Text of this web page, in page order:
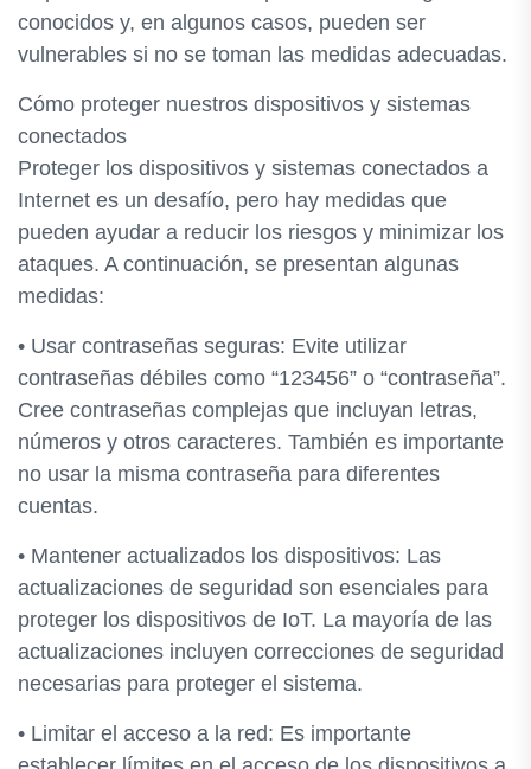
conocidos y, en algunos casos, pueden ser
vulnerables si no se toman las medidas adecuadas.
Cómo proteger nuestros dispositivos y sistemas
conectados
Proteger los dispositivos y sistemas conectados a
Internet es un desafío, pero hay medidas que
pueden ayudar a reducir los riesgos y minimizar los
ataques. A continuación, se presentan algunas
medidas:
• Usar contraseñas seguras: Evite utilizar
contraseñas débiles como “123456” o “contraseña”.
Cree contraseñas complejas que incluyan letras,
números y otros caracteres. También es importante
no usar la misma contraseña para diferentes
cuentas.
• Mantener actualizados los dispositivos: Las
actualizaciones de seguridad son esenciales para
proteger los dispositivos de IoT. La mayoría de las
actualizaciones incluyen correcciones de seguridad
necesarias para proteger el sistema.
• Limitar el acceso a la red: Es importante